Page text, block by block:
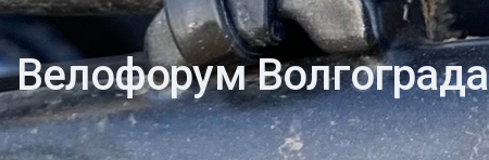
Велофорум Волгограда